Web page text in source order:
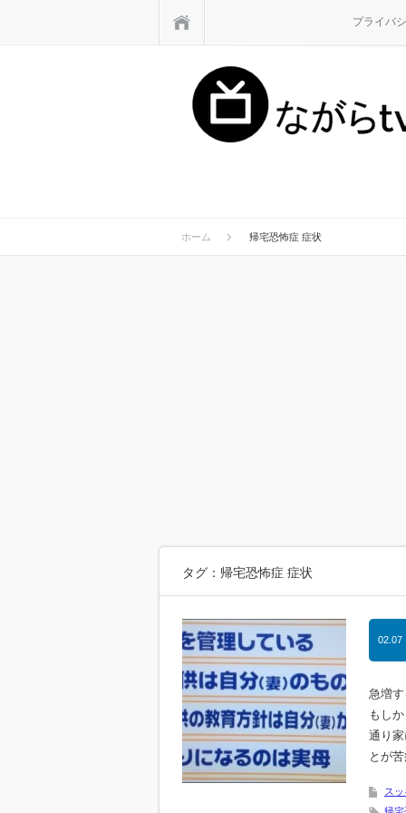
プライバ
ホーム 帰宅恐怖症 症状
タグ：帰宅恐怖症 症状
02.07
急増
もし
通り
とが
スッ